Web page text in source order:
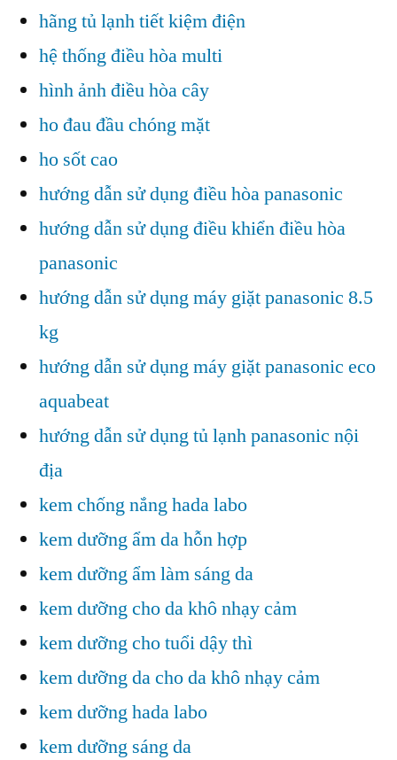
hãng tủ lạnh tiết kiệm điện
hệ thống điều hòa multi
hình ảnh điều hòa cây
ho đau đầu chóng mặt
ho sốt cao
hướng dẫn sử dụng điều hòa panasonic
hướng dẫn sử dụng điều khiển điều hòa
panasonic
hướng dẫn sử dụng máy giặt panasonic 8.5
kg
hướng dẫn sử dụng máy giặt panasonic eco
aquabeat
hướng dẫn sử dụng tủ lạnh panasonic nội
địa
kem chống nắng hada labo
kem dưỡng ẩm da hỗn hợp
kem dưỡng ẩm làm sáng da
kem dưỡng cho da khô nhạy cảm
kem dưỡng cho tuổi dậy thì
kem dưỡng da cho da khô nhạy cảm
kem dưỡng hada labo
kem dưỡng sáng da